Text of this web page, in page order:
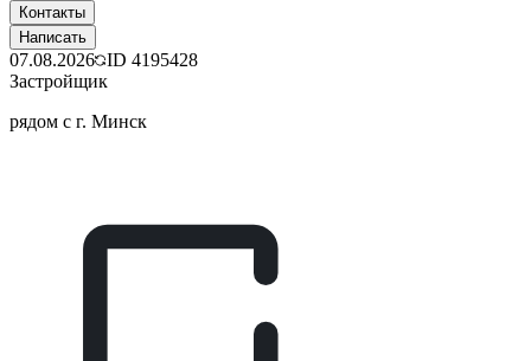
Контакты
Написать
07.08.2026 ID 4195428
Застройщик
рядом с г. Минск